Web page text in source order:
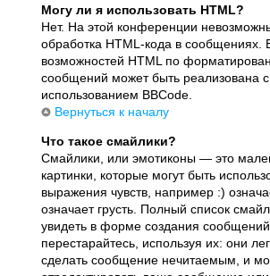
Могу ли я использовать HTML?
Нет. На этой конференции
обработка HTML-кода в сообщениях.
возможностей HTML по
сообщений может быть реализована с
использованием BBCode.
Вернуться к началу
Что такое смайлики?
Смайлики, или эмотиконы — это
картинки, которые могут быть
выражения чувств, например :)
означает грусть. Полный список
увидеть в форме создания
перестарайтесь, используя их: они
сделать сообщение нечитаемым, и